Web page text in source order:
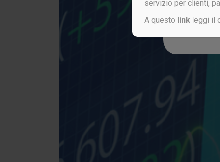
servizio per clienti,
A questo link leggi il